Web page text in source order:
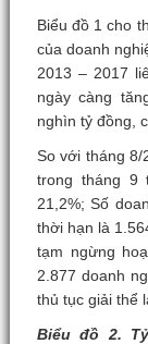
Biểu đồ 1 cho
của doanh
2013 – 2017
ngày càng
nghìn tỷ đồng,
So với tháng 8/
trong tháng 9
21,2%; Số
thời hạn là
tạm ngừng
2.877 doanh
thủ tục giải thể
Biểu đồ 2.